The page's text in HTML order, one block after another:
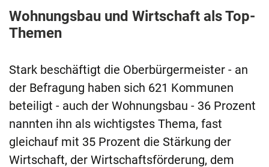
Wohnungsbau und Wirtschaft als Top-
Themen
Stark beschäftigt die Oberbürgermeister - an
der Befragung haben sich 621 Kommunen
beteiligt - auch der Wohnungsbau - 36 Prozent
nannten ihn als wichtigstes Thema, fast
gleichauf mit 35 Prozent die Stärkung der
Wirtschaft, der Wirtschaftsförderung, dem